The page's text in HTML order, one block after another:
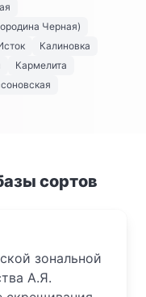
Черная)
Калиновка
Кармелита
сортов
зональной
А.Я.